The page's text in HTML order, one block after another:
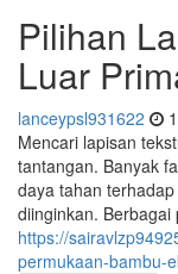
Pilihan
Luar
lanceypsl931622
Mencari lapisan
tantangan. Banyak
daya tahan
diinginkan. Berbagai
https://
permukaan-bambu-